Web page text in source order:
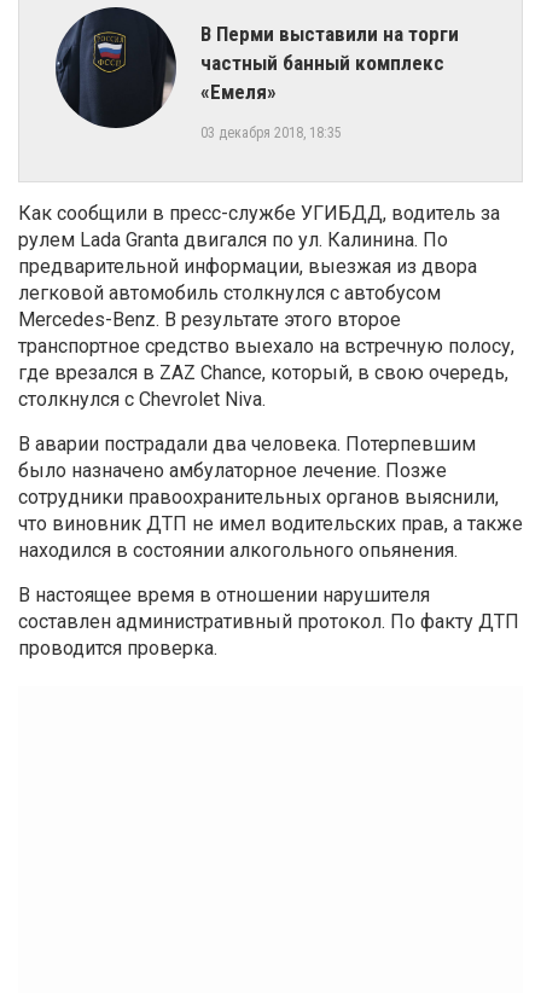
В Перми выставили на торги
частный банный комплекс
«Емеля»
03 декабря 2018, 18:35
Как сообщили в пресс-службе УГИБДД, водитель за
рулем Lada Granta двигался по ул. Калинина. По
предварительной информации, выезжая из двора
легковой автомобиль столкнулся с автобусом
Mercedes-Benz. В результате этого второе
транспортное средство выехало на встречную полосу,
где врезался в ZAZ Chance, который, в свою очередь,
столкнулся с Chevrolet Niva.
В аварии пострадали два человека. Потерпевшим
было назначено амбулаторное лечение. Позже
сотрудники правоохранительных органов выяснили,
что виновник ДТП не имел водительских прав, а также
находился в состоянии алкогольного опьянения.
В настоящее время в отношении нарушителя
составлен административный протокол. По факту ДТП
проводится проверка.